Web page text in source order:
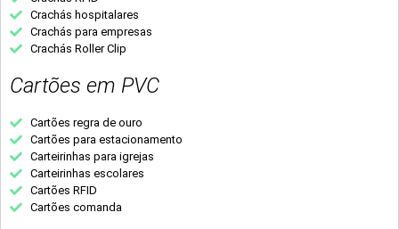
Crachás hospitalares
Crachás para empresas
Crachás Roller Clip
Cartões em PVC
Cartões regra de ouro
Cartões para estacionamento
Carteirinhas para igrejas
Carteirinhas escolares
Cartões RFID
Cartões comanda